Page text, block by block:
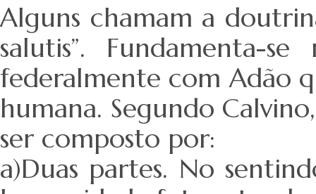
Alguns chamam a
salutis”.
federalmente com Adão
humana. Segundo
ser composto por:
a)Duas partes. No